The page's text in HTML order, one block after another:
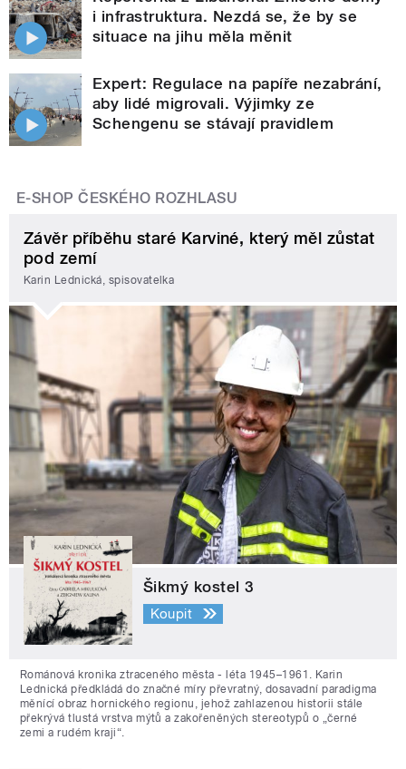
i infrastruktura. Nezdá se, že by se
situace na jihu měla měnit
Expert: Regulace na papíře nezabrání,
aby lidé migrovali. Výjimky ze
Schengenu se stávají pravidlem
E-SHOP ČESKÉHO ROZHLASU
Závěr příběhu staré Karviné, který měl zůstat
pod zemí
Karin Lednická, spisovatelka
Šikmý kostel 3
Koupit
Románová kronika ztraceného města - léta 1945–1961. Karin
Lednická předkládá do značné míry převratný, dosavadní paradigma
měnící obraz hornického regionu, jehož zahlazenou historii stále
překrývá tlustá vrstva mýtů a zakořeněných stereotypů o „černé
zemi a rudém kraji“.